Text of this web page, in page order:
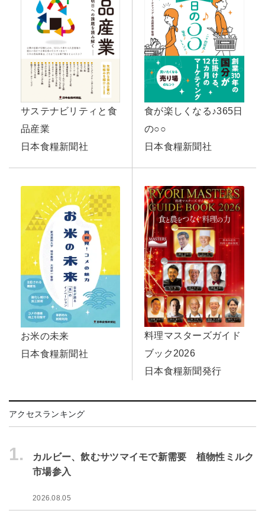
サステナビリティと食
品産業
日本食糧新聞社
食が楽しくなる♪365日
の○○
日本食糧新聞社
お米の未来
日本食糧新聞社
料理マスターズガイド
ブック2026
日本食糧新聞発行
アクセスランキング
1.
カルビー、飲むサツマイモで新需要 植物性ミルク
市場参入
2026.08.05